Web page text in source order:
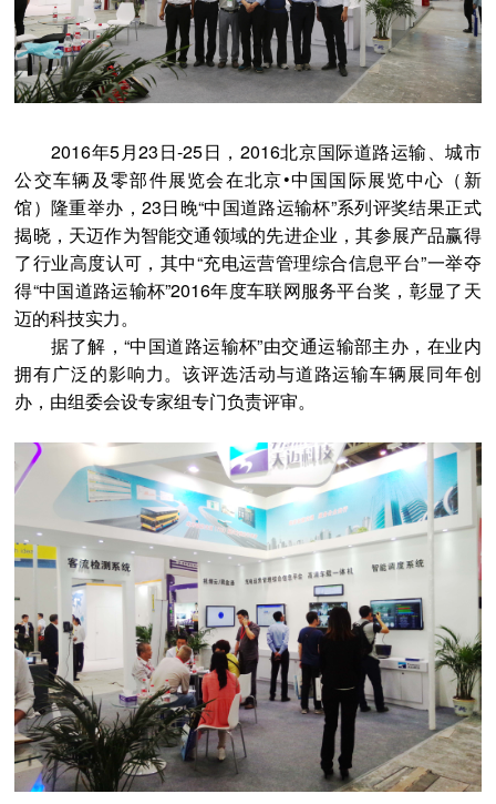
2016年5月23日-25日，2016北京国际道路运输、城市
公交车辆及零部件展览会在北京•中国国际展览中心（新
馆）隆重举办，23日晚“中国道路运输杯”系列评奖结果正式
揭晓，天迈作为智能交通领域的先进企业，其参展产品赢得
了行业高度认可，其中“充电运营管理综合信息平台”一举夺
得“中国道路运输杯”2016年度车联网服务平台奖，彰显了天
迈的科技实力。
据了解，“中国道路运输杯”由交通运输部主办，在业内
拥有广泛的影响力。该评选活动与道路运输车辆展同年创
办，由组委会设专家组专门负责评审。